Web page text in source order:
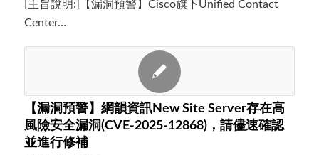
[主旨說明:]【漏洞預警】Cisco旗下Unified Contact
Center…
【漏洞預警】網韻資訊New Site Server存在高
風險安全漏洞(CVE-2025-12868)，請儘速確認
並進行修補